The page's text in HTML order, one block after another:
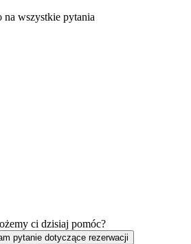
na wszystkie pytania
ci dzisiaj pomóc?
pytanie dotyczące rezerwacji